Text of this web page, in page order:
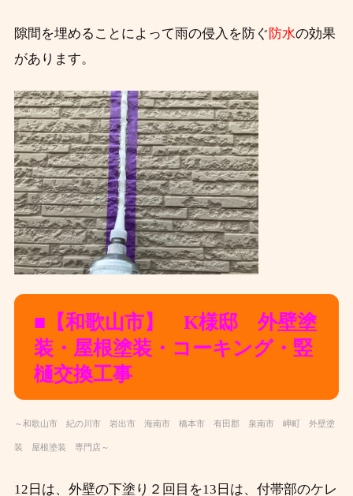
隙間を埋めることによって雨の侵入を防ぐ 防水の効果
があります。
■【和歌山市】 K様邸 外壁塗
装・屋根塗装・コーキング・竪
樋交換工事
～和歌山市 紀の川市 岩出市 海南市 橋本市 有田郡 泉南市 岬町 外壁塗
装 屋根塗装 専門店～
12日は、外壁の下塗り２回目を13日は、付帯部のケレ